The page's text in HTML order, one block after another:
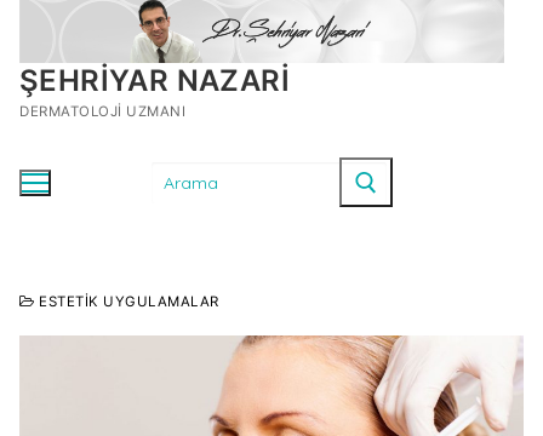
ŞEHRIYAR NAZARI
DERMATOLOJI UZMANI
ESTETIK UYGULAMALAR